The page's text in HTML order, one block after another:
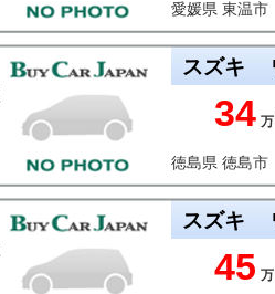
愛媛県 東温市
スズキ
34
徳島県 徳島市
スズキ
45